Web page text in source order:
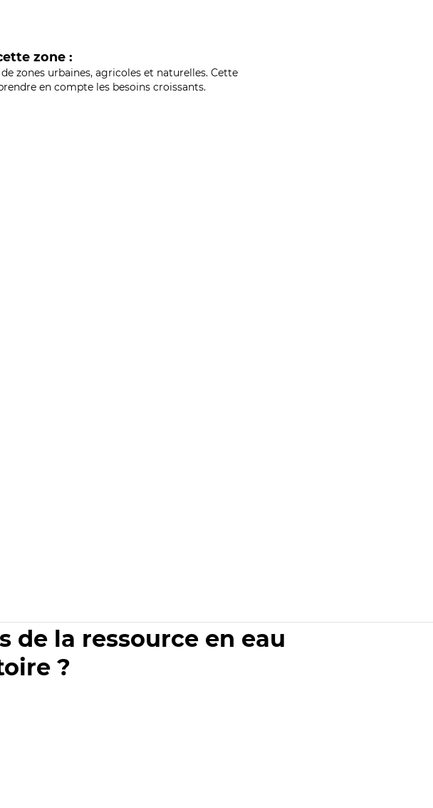
zone :
zones urbaines, agricoles et naturelles. Cette
en compte les besoins croissants.
de la ressource en eau
?